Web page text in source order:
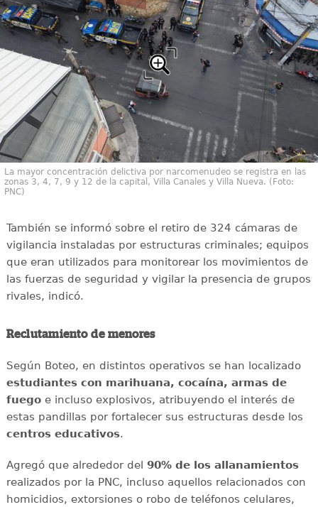
La mayor concentración delictiva por narcomenudeo se registra en las
zonas 3, 4, 7, 9 y 12 de la capital, Villa Canales y Villa Nueva. (Foto:
PNC)
También se informó sobre el retiro de 324 cámaras de
vigilancia instaladas por estructuras criminales; equipos
que eran utilizados para monitorear los movimientos de
las fuerzas de seguridad y vigilar la presencia de grupos
rivales, indicó.
Reclutamiento de menores
Según Boteo, en distintos operativos se han localizado
estudiantes con marihuana, cocaína, armas de
fuegoe incluso explosivos, atribuyendo el interés de
estas pandillas por fortalecer sus estructuras desde los
centros educativos.
Agregó que alrededor del 90% de los allanamientos
realizados por la PNC, incluso aquellos relacionados con
homicidios, extorsiones o robo de teléfonos celulares,